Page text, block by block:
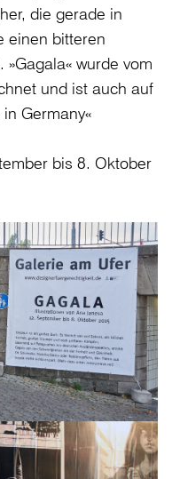
die gerade in
einen bitteren
wurde vom
und ist auch auf
Germany«
bis 8. Oktober